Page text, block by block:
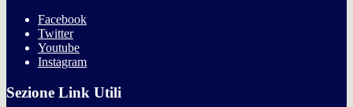
Facebook
Twitter
Youtube
Instagram
Sezione Link Utili